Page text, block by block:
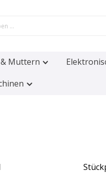
Muttern